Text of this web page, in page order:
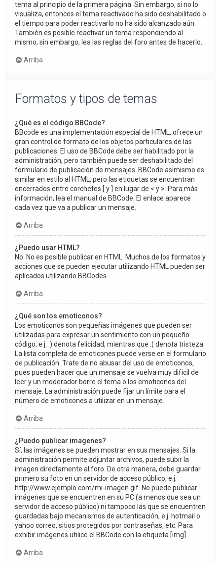
tema al principio de la primera página. Sin embargo, si no lo
visualiza, entonces el tema reactivado ha sido deshabilitado o
el tiempo para poder reactivarlo no ha sido alcanzado aún.
También es posible reactivar un tema respondiendo al
mismo, sin embargo, lea las reglas del foro antes de hacerlo.
Arriba
Formatos y tipos de temas
¿Qué es el código BBCode?
BBcode es una implementación especial de HTML, ofrece un
gran control de formato de los objetos particulares de las
publicaciones. El uso de BBCode debe ser habilitado por la
administración, pero también puede ser deshabilitado del
formulario de publicación de mensajes. BBCode asimismo es
similar en estilo al HTML, pero las etiquetas se encuentran
encerrados entre corchetes [ y ] en lugar de < y >. Para más
información, lea el manual de BBCode. El enlace aparece
cada vez que va a publicar un mensaje.
Arriba
¿Puedo usar HTML?
No. No es posible publicar en HTML. Muchos de los formatos y
acciones que se pueden ejecutar utilizando HTML pueden ser
aplicados utilizando BBCodes.
Arriba
¿Qué son los emoticonos?
Los emoticonos son pequeñas imágenes que pueden ser
utilizadas para expresar un sentimiento con un pequeño
código, e.j. :) denota felicidad, mientras que :( denota tristeza.
La lista completa de emoticones puede verse en el formulario
de publicación. Trate de no abusar del uso de emoticonos,
pues pueden hacer que un mensaje se vuelva muy difícil de
leer y un moderador borre el tema o los emoticones del
mensaje. La administración puede fijar un límite para el
número de emoticones a utilizar en un mensaje.
Arriba
¿Puedo publicar imagenes?
Sí, las imágenes se pueden mostrar en sus mensajes. Si la
administración permite adjuntar archivos, puede subir la
imagen directamente al foro. De otra manera, debe guardar
primero su foto en un servidor de acceso público, e.j.
http://www.ejemplo.com/mi-imagen.gif. No puede publicar
imágenes que se encuentren en su PC (a menos que sea un
servidor de acceso público) ni tampoco las que se encuentren
guardadas bajo mecanismos de autenticación, e.j. hotmail o
yahoo correo, sitios protegidos por contraseñas, etc. Para
exhibir imágenes utilice el BBCode con la etiqueta [img].
Arriba